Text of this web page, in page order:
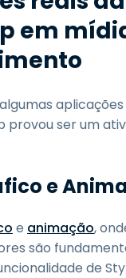
em
provou ser um
e
e animação,
são
de